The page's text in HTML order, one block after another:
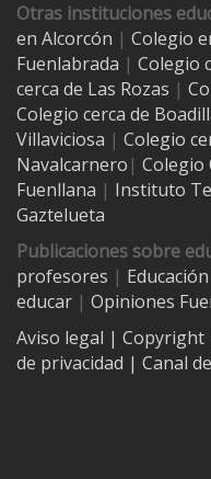
Otras instituciones
en Alcorcón | Colegio
Fuenlabrada | Colegio
cerca de Las Rozas |
Colegio cerca de
Villaviciosa | Colegio
Navalcarnero | Colegio
Fuenllana | Instituto
Gaztelueta
Publicaciones sobre
profesores |
educar | Opiniones
Aviso legal | Copyright
de privacidad | Canal